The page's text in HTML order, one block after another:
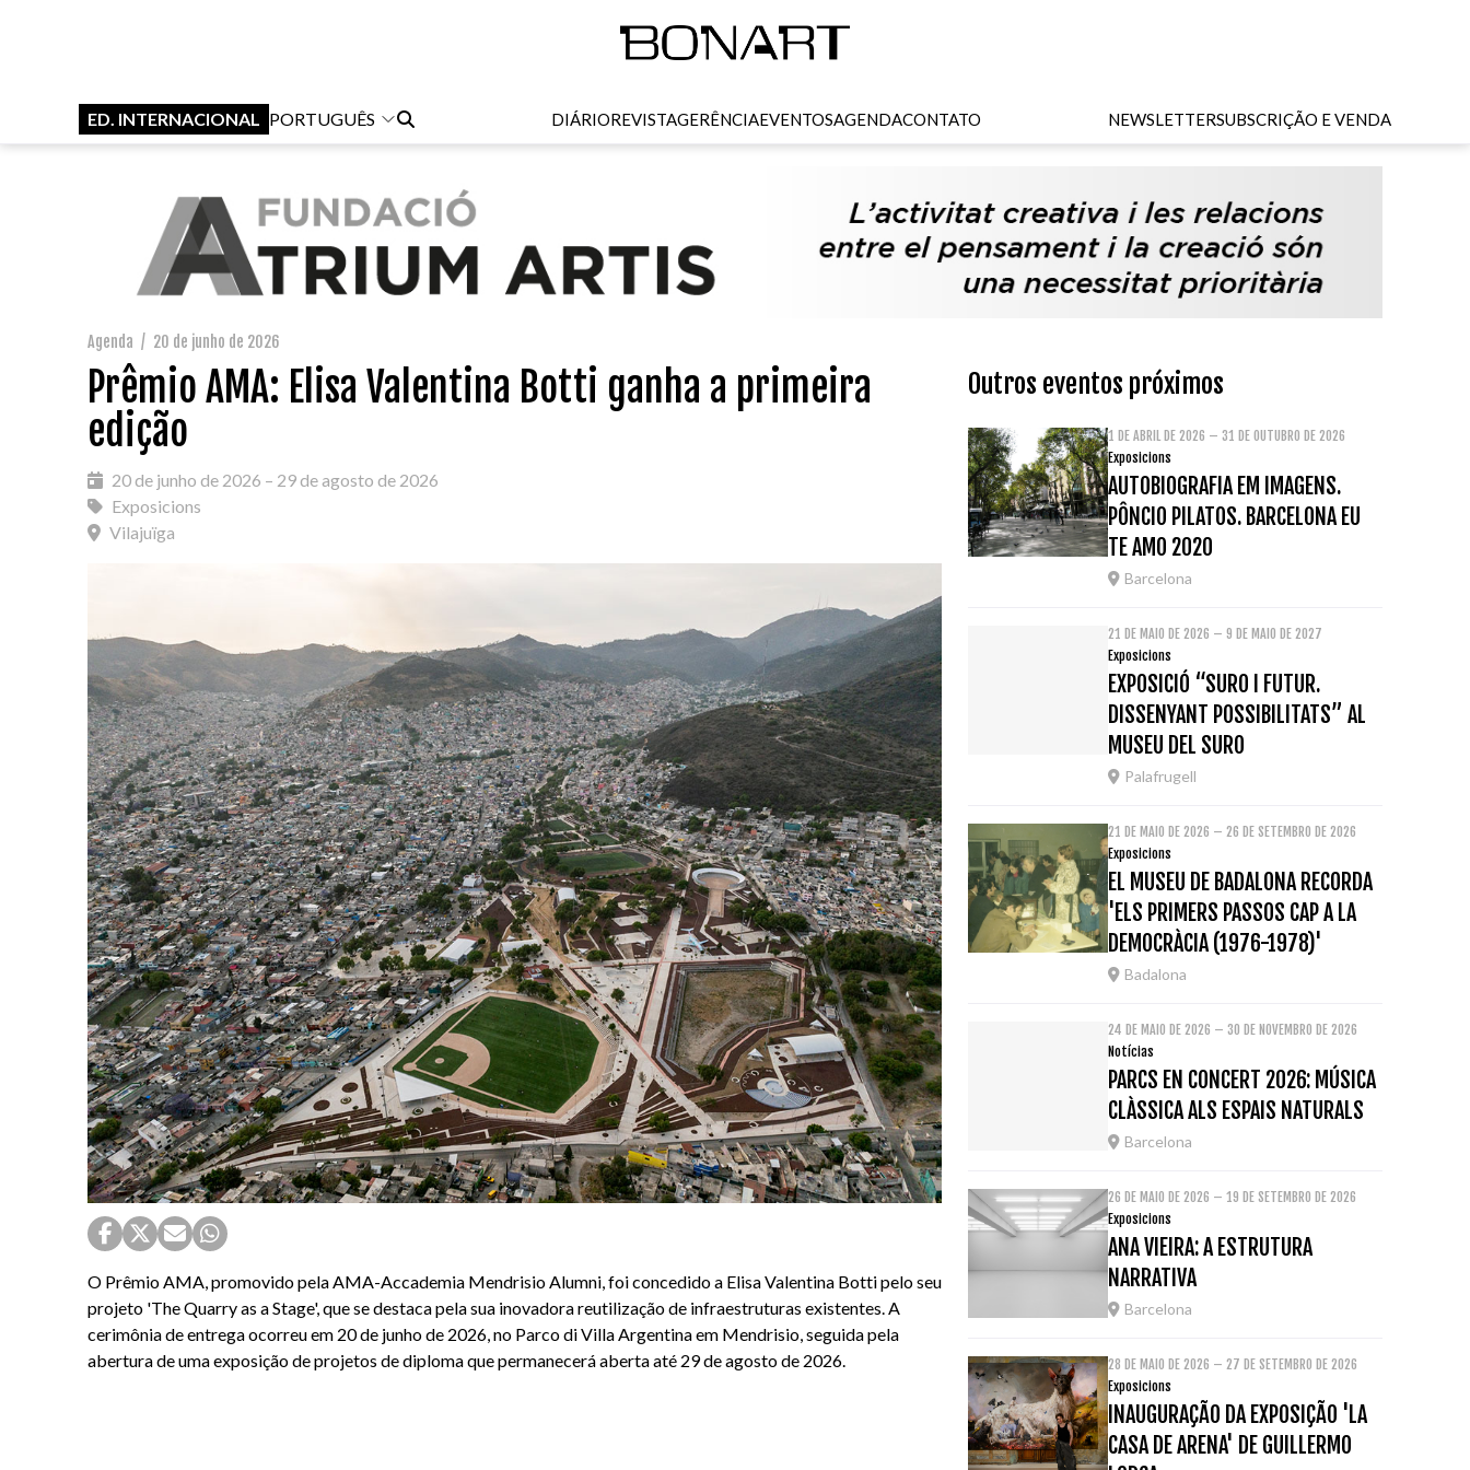
ED. INTERNACIONAL PORTUGUÊS DIÁRIOREVISTAGERÊNCIAEVENTOSAGENDACONTATO NEWSLETTERSUBSCRIÇÃO E VENDA
Agenda / 20 de junho de 2026
Prêmio AMA: Elisa Valentina Botti ganha a primeira
edição
20 de junho de 2026 – 29 de agosto de 2026
Exposicions
Vilajuïga
O Prêmio AMA, promovido pela AMA-Accademia Mendrisio Alumni, foi concedido a Elisa Valentina Botti pelo seu
projeto 'The Quarry as a Stage', que se destaca pela sua inovadora reutilização de infraestruturas existentes. A
cerimônia de entrega ocorreu em 20 de junho de 2026, no Parco di Villa Argentina em Mendrisio, seguida pela
abertura de uma exposição de projetos de diploma que permanecerá aberta até 29 de agosto de 2026.
Outros eventos próximos
1 DE ABRIL DE 2026 – 31 DE OUTUBRO DE 2026
Exposicions
AUTOBIOGRAFIA EM IMAGENS.
PÔNCIO PILATOS. BARCELONA EU
TE AMO 2020
Barcelona
21 DE MAIO DE 2026 – 9 DE MAIO DE 2027
Exposicions
EXPOSICIÓ “SURO I FUTUR.
DISSENYANT POSSIBILITATS” AL
MUSEU DEL SURO
Palafrugell
21 DE MAIO DE 2026 – 26 DE SETEMBRO DE 2026
Exposicions
EL MUSEU DE BADALONA RECORDA
'ELS PRIMERS PASSOS CAP A LA
DEMOCRÀCIA (1976-1978)'
Badalona
24 DE MAIO DE 2026 – 30 DE NOVEMBRO DE 2026
Notícias
PARCS EN CONCERT 2026: MÚSICA
CLÀSSICA ALS ESPAIS NATURALS
Barcelona
26 DE MAIO DE 2026 – 19 DE SETEMBRO DE 2026
Exposicions
ANA VIEIRA: A ESTRUTURA
NARRATIVA
Barcelona
28 DE MAIO DE 2026 – 27 DE SETEMBRO DE 2026
Exposicions
INAUGURAÇÃO DA EXPOSIÇÃO 'LA
CASA DE ARENA' DE GUILLERMO